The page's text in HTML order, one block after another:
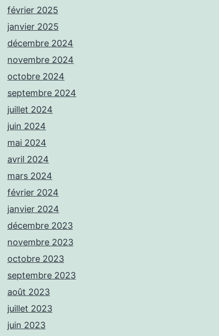
février 2025
janvier 2025
décembre 2024
novembre 2024
octobre 2024
septembre 2024
juillet 2024
juin 2024
mai 2024
avril 2024
mars 2024
février 2024
janvier 2024
décembre 2023
novembre 2023
octobre 2023
septembre 2023
août 2023
juillet 2023
juin 2023